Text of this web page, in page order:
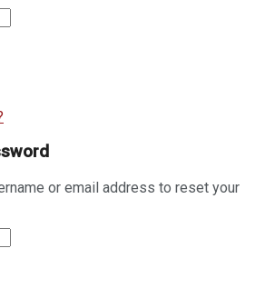
or email address to reset your